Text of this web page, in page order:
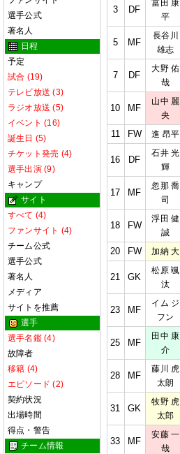
選手公式
著名人
日程
予定
試合 (19)
テレビ放送 (3)
ラジオ放送 (5)
イベント (16)
誕生日 (5)
チケット発売 (4)
選手出演 (9)
キャンプ
サイト
すべて (4)
ファンサイト (4)
チーム公式
選手公式
著名人
メディア
サイトを推薦
選手
選手名鑑 (4)
故障者
移籍 (4)
エピソード (2)
契約状況
出場時間
得点・警告
チーム情報
3 DF
冨田 康
平
5 MF
長谷川
雄志
7 DF
大野 佑
哉
10 MF
山中 麗
央
11 FW 進 昂平
16 DF
石井 光
輝
17 MF
忽那 喬
司
18 FW
浮田 健
誠
20 FW 加納 大
21 GK
松原 颯
汰
23 MF
イム ジ
フン
25 MF
田中 康
介
28 MF
藤川 虎
太朗
31 GK
牧野 虎
太郎
33 MF
安藤 一
哉